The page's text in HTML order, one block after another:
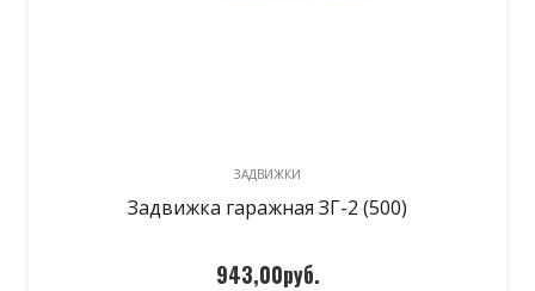
ЗАДВИЖКИ
Задвижка гаражная ЗГ-2 (500)
943,00руб.